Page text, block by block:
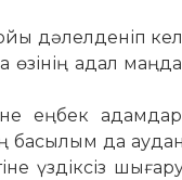
дәлелденіп
өзінің адал
еңбек
басылым да
үздіксіз